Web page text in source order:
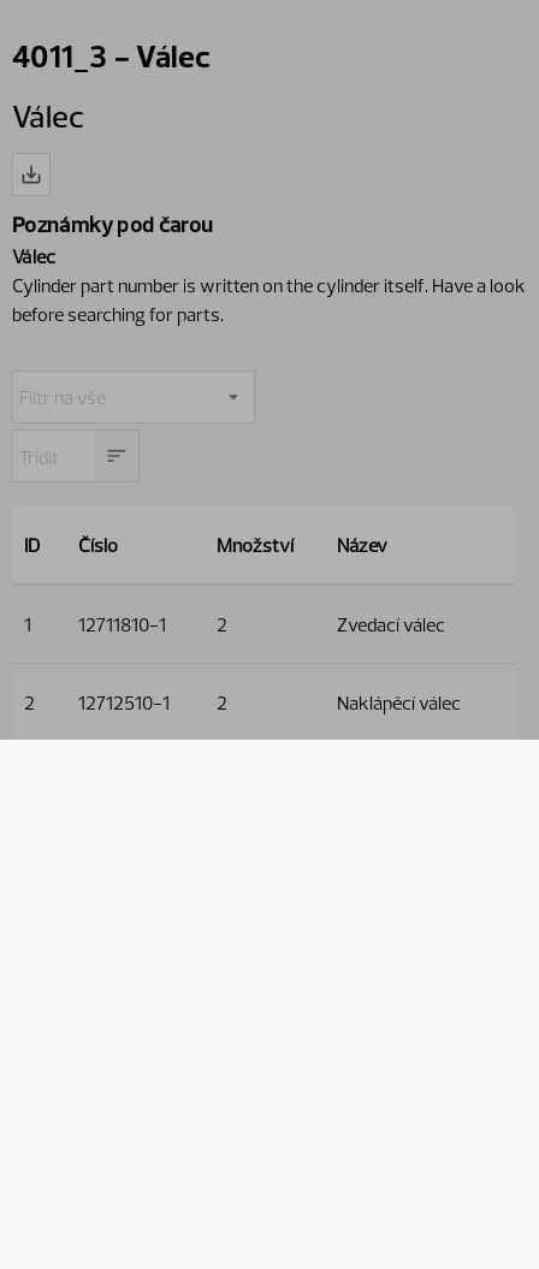
4011_3 - Válec
Válec
Poznámky pod čarou
Válec
Cylinder part number is written on the cylinder itself. Have a look
before searching for parts.
ID Číslo Množství Název
1 12711810-1 2 Zvedací válec
2 12712510-1 2 Naklápěcí válec